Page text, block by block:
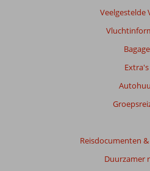
Veelgestelde
Bagage
Extra's
Reisdocumenten
Duurzamer